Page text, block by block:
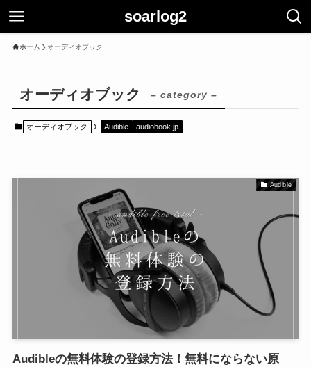
soarlog2
ホーム オーディオブック
オーディオブック – category –
オーディオブック Audible audiobook.jp
Audible
Audibleの無料体験の登録方法！無料にならない原